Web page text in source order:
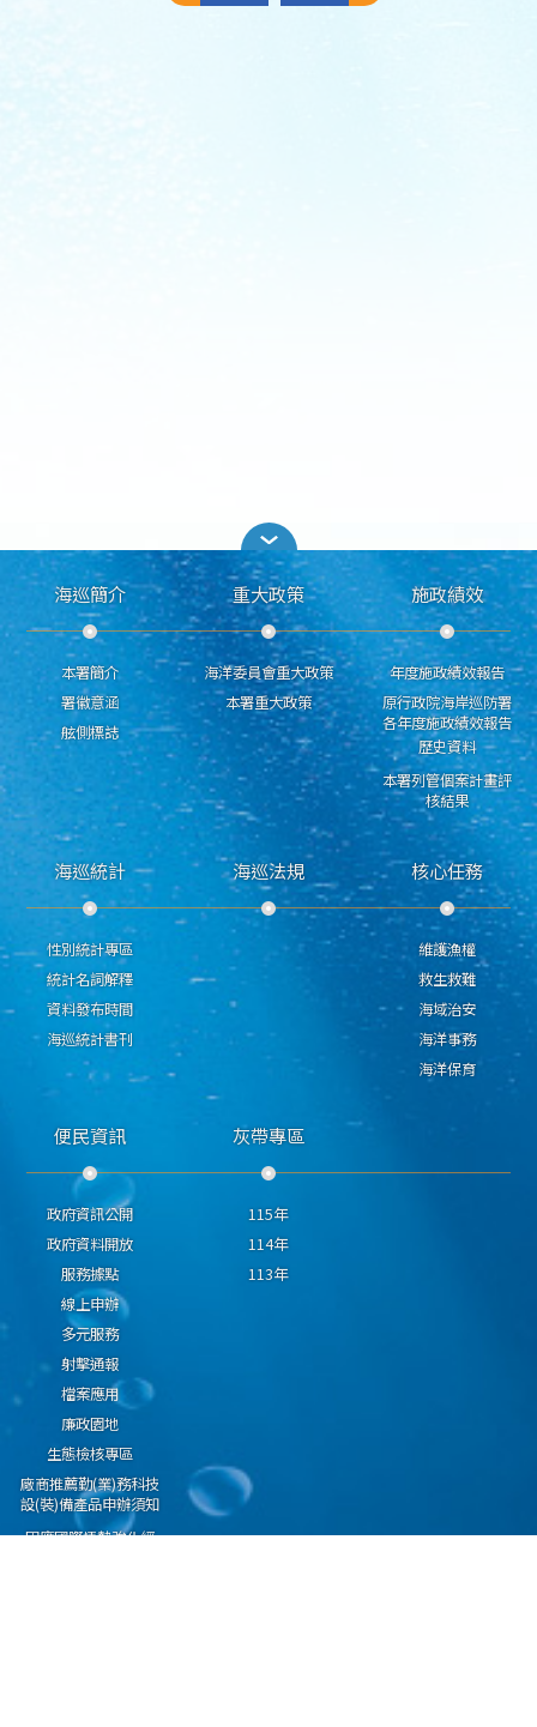
海巡簡介
本署簡介
署徽意涵
舷側標誌
重大政策
海洋委員會重大政策
本署重大政策
施政績效
年度施政績效報告
原行政院海岸巡防署
各年度施政績效報告
歷史資料
本署列管個案計畫評
核結果
海巡統計
性別統計專區
統計名詞解釋
資料發布時間
海巡統計書刊
海巡法規 核心任務
維護漁權
救生救難
海域治安
海洋事務
海洋保育
便民資訊
政府資訊公開
政府資料開放
服務據點
線上申辦
多元服務
射擊通報
檔案應用
廉政園地
生態檢核專區
廠商推薦勤(業)務科技
設(裝)備產品申辦須知
因應國際情勢強化經
灰帶專區
115年
114年
113年